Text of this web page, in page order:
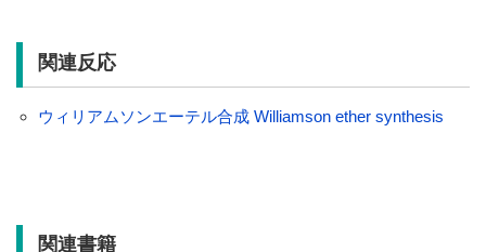
関連反応
ウィリアムソンエーテル合成 Williamson ether synthesis
関連書籍